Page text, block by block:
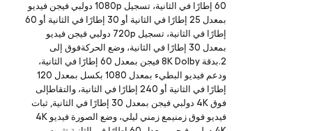
60 إطارًا في الثانية، تسجيل 1080p دولبي فيجن فيديو
بمعدل 25 إطارًا في الثانية أو 30 إطارًا في الثانية أو 60
إطارًا في الثانية، تسجيل 720p دولبي فيجن فيديو
بمعدل 30 إطارًا في الثانية، وضع الحركةفوق إلى
2.بدقة 8K Dolby فيجن بمعدل 60 إطارًا في الثانية،
ودعم فيديو البطيء بمعدل 1080 بكسل بمعدل 120
إطارًا في الثانية أو 240 إطارًا في الثانية، والتقاطإلى
فوق 4K دولبي فيجن بمعدل 30 إطارًا في الثانية, ثبات
فيديو فوق زمنيمع زمني ليلي، وضع الصورة فيديو 4K